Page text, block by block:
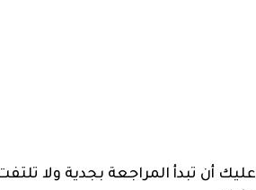
عليك أن تبدأ المراجعة بجدية ولا